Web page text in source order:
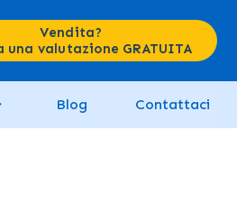
Vendita?
una valutazione GRATUITA
Blog Contattaci